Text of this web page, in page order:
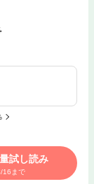
試し読み
16まで